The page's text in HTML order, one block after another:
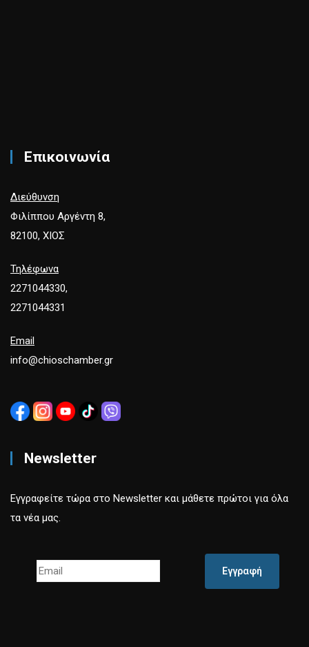
Επικοινωνία
Διεύθυνση
Φιλίππου Αργέντη 8,
82100, ΧΙΟΣ
Τηλέφωνα
2271044330,
2271044331
Email
info@chioschamber.gr
Newsletter
Εγγραφείτε τώρα στο Newsletter και μάθετε πρώτοι για όλα
τα νέα μας.
Εγγραφή